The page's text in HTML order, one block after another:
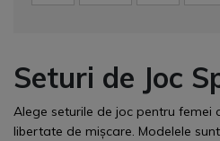
Seturi de Joc
Alege seturile de joc pentru
libertate de mișcare. Modelele